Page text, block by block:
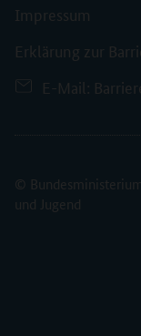
©
und Jugend
Impressum
Erklärung zur
E-Mail: